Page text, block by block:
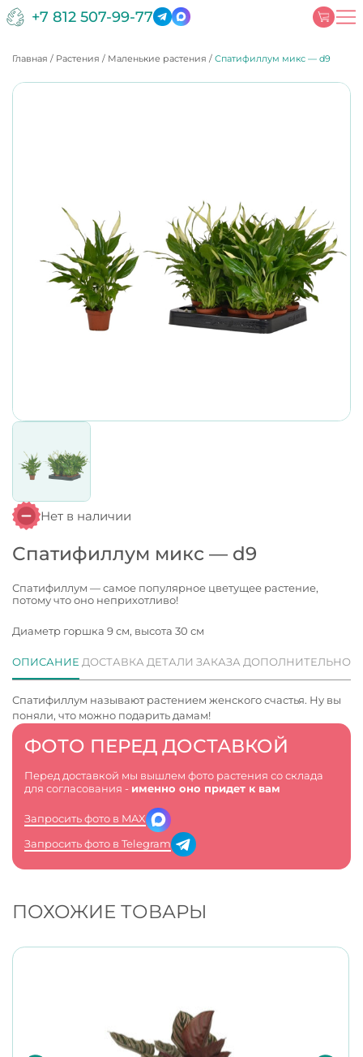
+7 812 507-99-77
Главная / Растения / Маленькие растения /Спатифиллум микс — d9
Нет в наличии
Спатифиллум микс — d9
Спатифиллум — самое популярное цветущее растение,
потому что оно неприхотливо!
Диаметр горшка 9 см, высота 30 см
ФОТО ПЕРЕД ДОСТАВКОЙ
Перед доставкой мы вышлем фото растения со склада
для согласования - именно оно придет к вам
Запросить фото в MAX
Запросить фото в Telegram
ОПИСАНИЕ ДОСТАВКА ДЕТАЛИ ЗАКАЗА ДОПОЛНИТЕЛЬНО
Спатифиллум называют растением женского счастья. Ну вы
поняли, что можно подарить дамам!
ПОХОЖИЕ ТОВАРЫ